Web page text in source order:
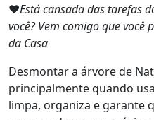
❤️Está cansada das tarefas
você? Vem comigo que você
da Casa
Desmontar a árvore de
principalmente quando
limpa, organiza e garante